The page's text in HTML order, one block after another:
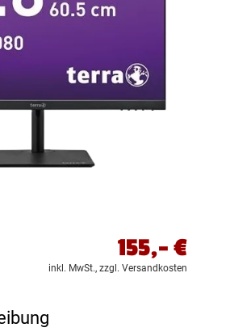
155,-€
inkl. MwSt., zzgl. Versandkosten